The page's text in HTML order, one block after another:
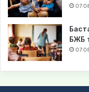
БЖБ